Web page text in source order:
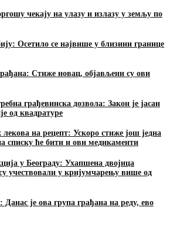
чекају на улазу и излазу у земљу по
Осетило се највише у близини границе
Стиже новац, објављени су ови
грађевинска дозвола: Закон је јасан
од квадратуре
на рецепт: Ускоро стиже још једна
списку ће бити и ови медикаменти
у Београду: Ухапшена двојица
учествовали у кријумчарењу више од
Данас је ова група грађана на реду, ево